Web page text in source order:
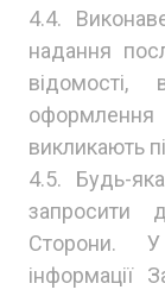
4.4.
надання
викликають
4.5. Будь-
запросити
Сторони. У
інформації